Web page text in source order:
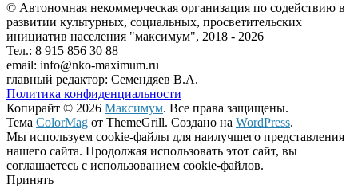
© Автономная некоммерческая организация по содействию в
развитии культурных, социальных, просветительских
инициатив населения "максимум", 2018 - 2026
Тел.: 8 915 856 30 88
email: info@nko-maximum.ru
главный редактор: Семендяев В.А.
Политика конфиденциальности
Копирайт © 2026 Максимум. Все права защищены.
Тема ColorMag от ThemeGrill. Создано на WordPress.
Мы используем cookie-файлы для наилучшего представления
нашего сайта. Продолжая использовать этот сайт, вы
соглашаетесь с использованием cookie-файлов.
Принять